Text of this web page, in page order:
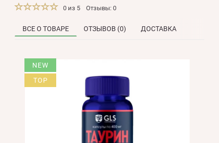
0 из 5 Отзывы: 0
ВСЕ О ТОВАРЕ ОТЗЫВОВ (0) ДОСТАВКА
NEW
TOP